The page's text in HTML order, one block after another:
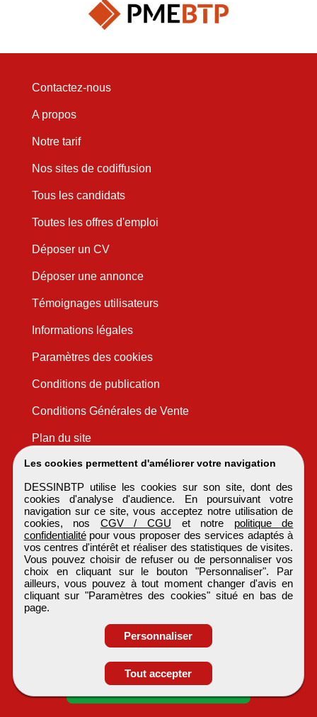
Obtenir ses
coordonnées
Les cookies permettent d'améliorer votre navigation
DESSINBTP utilise les cookies sur son site, dont des
cookies d'analyse d'audience. En poursuivant votre
navigation sur ce site, vous acceptez notre utilisation de
cookies, nos CGV / CGU et notre politique de
confidentialitépour vous proposer des services adaptés à
vos centres d'intérêt et réaliser des statistiques de visites.
Vous pouvez choisir de refuser ou de personnaliser vos
choix en cliquant sur le bouton "Personnaliser". Par
ailleurs, vous pouvez à tout moment changer d'avis en
cliquant sur "Paramètres des cookies" situé en bas de
page.
Personnaliser
Tout accepter
Contactez-nous
A propos
Notre tarif
Nos sites de codiffusion
Tous les candidats
Toutes les offres d'emploi
Déposer un CV
Déposer une annonce
Témoignages utilisateurs
Informations légales
Paramètres des cookies
Conditions de publication
Conditions Générales de Vente
Plan du site
DESSINBTP
Tous droits réservés © 1999 - 2026